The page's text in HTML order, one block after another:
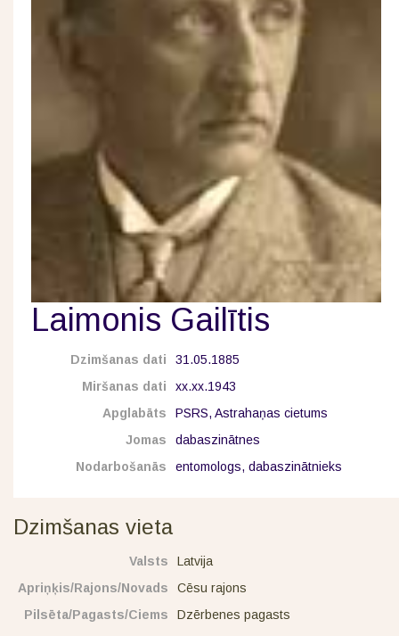
Laimonis Gailītis
Dzimšanas dati
31.05.1885
Miršanas dati
xx.xx.1943
Apglabāts
PSRS, Astrahaņas cietums
Jomas
dabaszinātnes
Nodarbošanās
entomologs, dabaszinātnieks
Dzimšanas vieta
Valsts
Latvija
Apriņķis/Rajons/Novads
Cēsu rajons
Pilsēta/Pagasts/Ciems
Dzērbenes pagasts